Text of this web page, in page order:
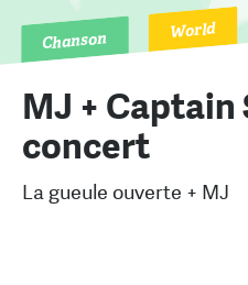
Chanson World
MJ + Captain
concert
La gueule ouverte + MJ